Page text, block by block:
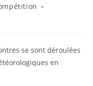
se sont déroulées
en